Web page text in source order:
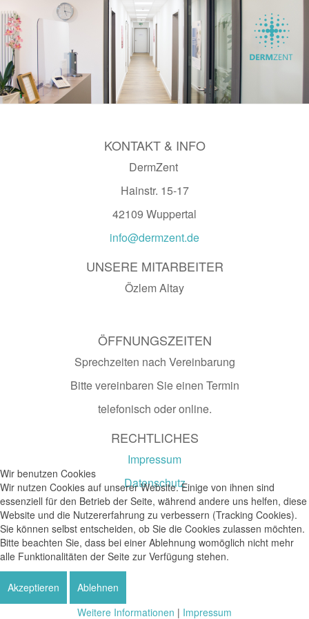
KONTAKT & INFO
DermZent
Hainstr. 15-17
42109 Wuppertal
info@dermzent.de
UNSERE MITARBEITER
Özlem Altay
ÖFFNUNGSZEITEN
Sprechzeiten nach Vereinbarung
Bitte vereinbaren Sie einen Termin
telefonisch oder online.
RECHTLICHES
Impressum
Datenschutz
Wir benutzen Cookies
Wir nutzen Cookies auf unserer Website. Einige von ihnen sind
essenziell für den Betrieb der Seite, während andere uns helfen, diese
Website und die Nutzererfahrung zu verbessern (Tracking Cookies).
Sie können selbst entscheiden, ob Sie die Cookies zulassen möchten.
Bitte beachten Sie, dass bei einer Ablehnung womöglich nicht mehr
alle Funktionalitäten der Seite zur Verfügung stehen.
Akzeptieren
Ablehnen
Weitere Informationen | Impressum